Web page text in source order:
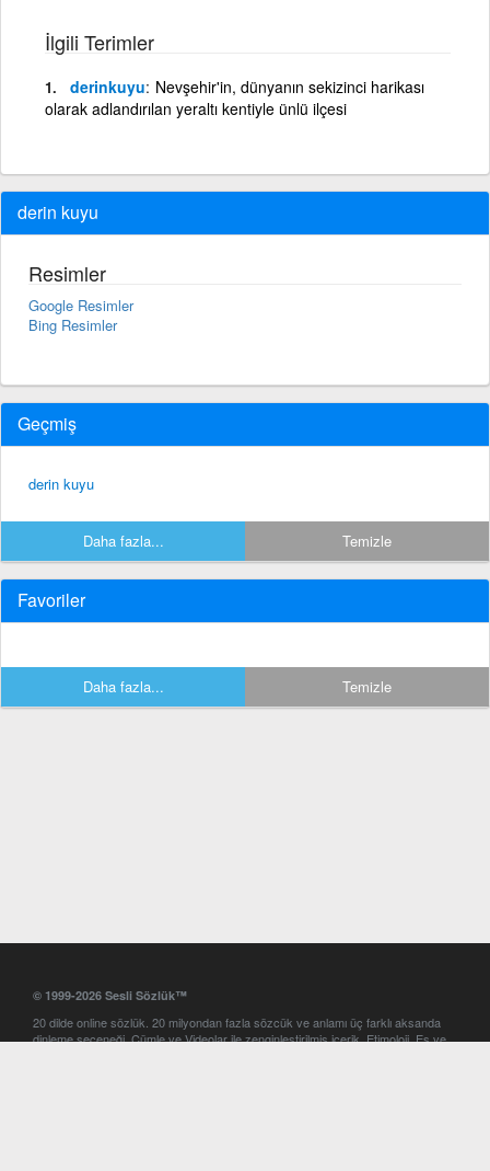
İlgili Terimler
derinkuyu Nevşehir'in, dünyanın sekizinci harikası
olarak adlandırılan yeraltı kentiyle ünlü ilçesi
derin kuyu
Resimler
Google Resimler
Bing Resimler
Geçmiş
derin kuyu
Daha fazla... Temizle
Favoriler
Daha fazla... Temizle
© 1999-2026 Sesli Sözlük™
20 dilde online sözlük. 20 milyondan fazla sözcük ve anlamı üç farklı aksanda
dinleme seçeneği. Cümle ve Videolar ile zenginleştirilmiş içerik. Etimoloji, Eş ve